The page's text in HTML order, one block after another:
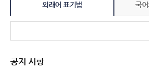
외래어 표기법 국
공지 사항